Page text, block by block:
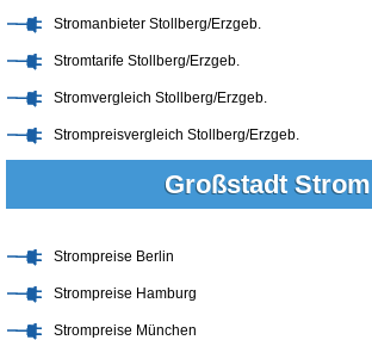
Stromanbieter Stollberg/Erzgeb.
Stromtarife Stollberg/Erzgeb.
Stromvergleich Stollberg/Erzgeb.
Strompreisvergleich Stollberg/Erzgeb.
Großstadt Strom
Strompreise Berlin
Strompreise Hamburg
Strompreise München